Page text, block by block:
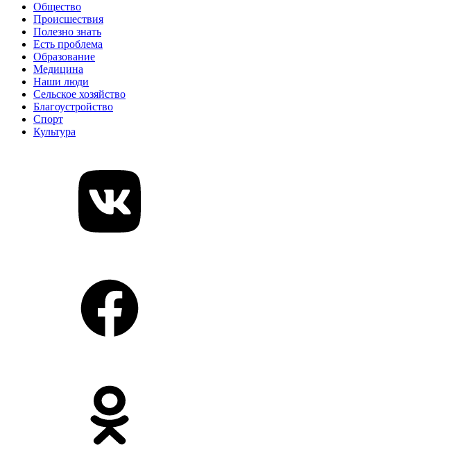
Общество
Происшествия
Полезно знать
Есть проблема
Образование
Медицина
Наши люди
Сельское хозяйство
Благоустройство
Спорт
Культура